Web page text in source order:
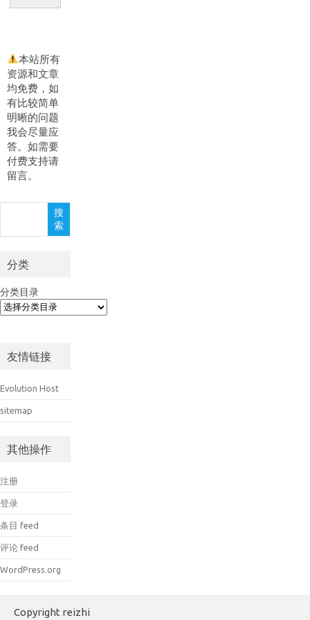
本站所有
资源和文章
均免费，如
有比较简单
明晰的问题
我会尽量应
答。如需要
付费支持请
留言。
搜
索
分类
分类目录
友情链接
Evolution Host
sitemap
其他操作
注册
登录
条目 feed
评论 feed
WordPress.org
Copyright reizhi